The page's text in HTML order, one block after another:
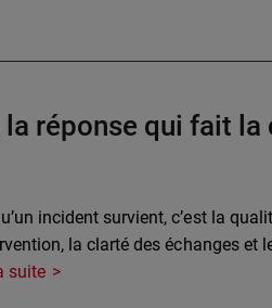
réponse qui fait
incident survient, c’est la
la clarté des échanges et
suite